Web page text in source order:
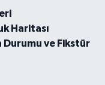
Haritası
Durumu ve Fikstür